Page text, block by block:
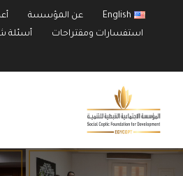
English عن المؤسسة
استفسارات ومقتراحات
أسئلة